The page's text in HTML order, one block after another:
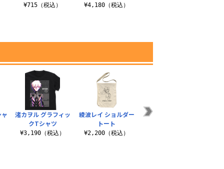
¥715（税込） ¥4,180（税込）
渚カヲル グラフィッ
クTシャツ
¥3,190（税込）
綾波レイ ショルダー
トート
¥2,200（税込）
ヱヴァンゲリヲン新